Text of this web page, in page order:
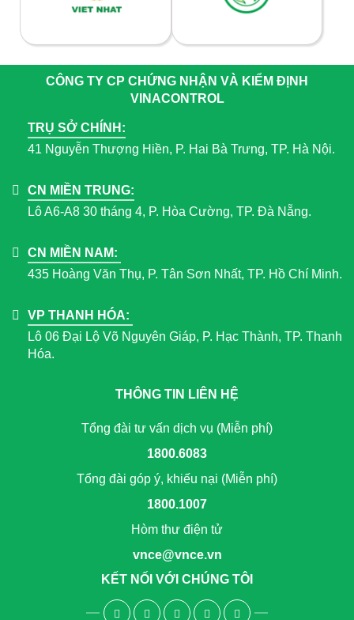
CÔNG TY CP CHỨNG NHẬN VÀ KIỂM ĐỊNH
VINACONTROL
TRỤ SỞ CHÍNH:
41 Nguyễn Thượng Hiền, P. Hai Bà Trưng, TP. Hà Nội.
CN MIỀN TRUNG:
Lô A6-A8 30 tháng 4, P. Hòa Cường, TP. Đà Nẵng.
CN MIỀN NAM:
435 Hoàng Văn Thụ, P. Tân Sơn Nhất, TP. Hồ Chí Minh.
VP THANH HÓA:
Lô 06 Đại Lộ Võ Nguyên Giáp, P. Hạc Thành, TP. Thanh
Hóa.
THÔNG TIN LIÊN HỆ
Tổng đài tư vấn dịch vụ (Miễn phí)
1800.6083
Tổng đài góp ý, khiếu nại (Miễn phí)
1800.1007
Hòm thư điện tử
vnce@vnce.vn
KẾT NỐI VỚI CHÚNG TÔI